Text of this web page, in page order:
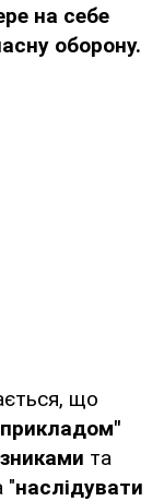
на себе
оборону.
що
прикладом"
та
"наслідувати